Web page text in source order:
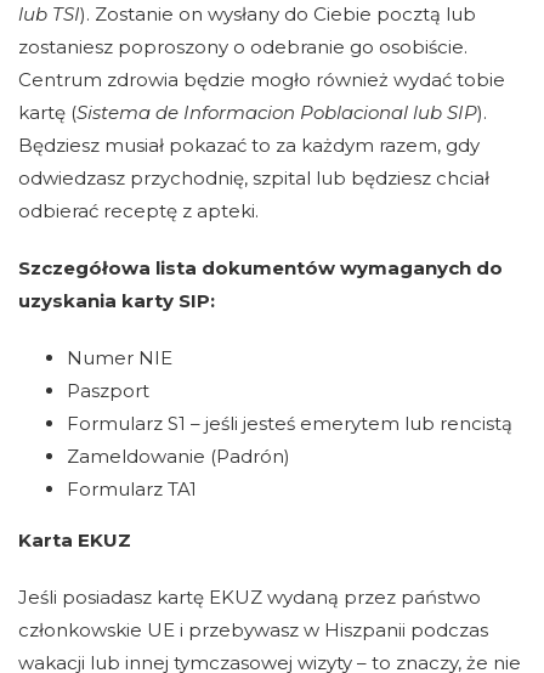
lub TSI). Zostanie on wysłany do Ciebie pocztą lub
zostaniesz poproszony o odebranie go osobiście.
Centrum zdrowia będzie mogło również wydać tobie
kartę (Sistema de Informacion Poblacional lub SIP).
Będziesz musiał pokazać to za każdym razem, gdy
odwiedzasz przychodnię, szpital lub będziesz chciał
odbierać receptę z apteki.
Szczegółowa lista dokumentów wymaganych do
uzyskania karty SIP:
Numer NIE
Paszport
Formularz S1 – jeśli jesteś emerytem lub rencistą
Zameldowanie (Padrón)
Formularz TA1
Karta EKUZ
Jeśli posiadasz kartę EKUZ wydaną przez państwo
członkowskie UE i przebywasz w Hiszpanii podczas
wakacji lub innej tymczasowej wizyty – to znaczy, że nie